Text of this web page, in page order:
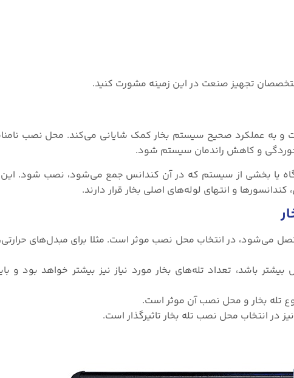
تجهیز صنعت در این زمینه مشورت کنید.
و به عملکرد صحیح سیستم بخار کمک شایانی می‌کند. محل نصب
خوردگی و کاهش راندمان سیستم شود.
یا بخشی از سیستم که در آن کندانس جمع می‌شود، نصب شود. این
و انتهای لوله‌های اصلی بخار قرار دارند.
می‌شود، در انتخاب محل نصب موثر است. مثلا برای مبدل‌های حرارتی،
باشد، تعداد تله‌های بخار مورد نیاز نیز بیشتر خواهد بود و
تله بخار و محل نصب آن موثر است.
در انتخاب محل نصب تله بخار تاثیرگذار است.